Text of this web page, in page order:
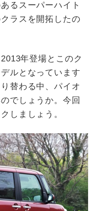
るスーパーハイト
ラスを開拓したの
年登場とこのク
ルとなっています
替わる中、パイオ
でしょうか。今回
しましょう。